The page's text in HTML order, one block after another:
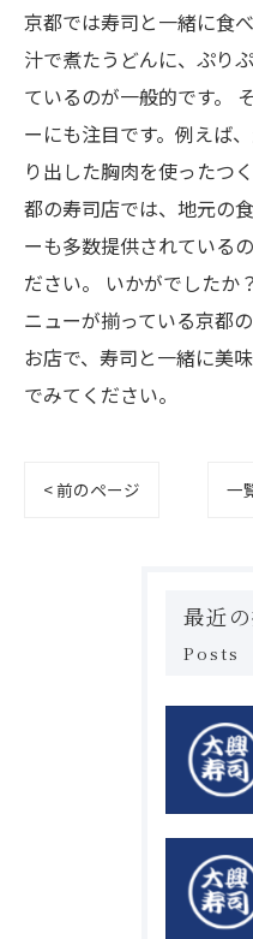
京都では寿司と一緒に食
汁で煮たうどんに、ぷり
ているのが一般的です。
ーにも注目です。例えば
り出した胸肉を使ったつ
都の寿司店では、地元の
ーも多数提供されている
ださい。 いかがでしたか
ニューが揃っている京都
お店で、寿司と一緒に美
でみてください。
< 前のページ 一
最近
Posts